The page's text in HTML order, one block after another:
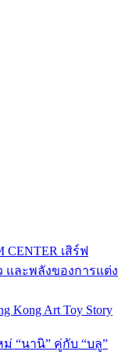
CENTER เสิร์ฟ
ละพลังของการแต่ง
Art Toy Story
“นานิ” คู่กับ “บลู”